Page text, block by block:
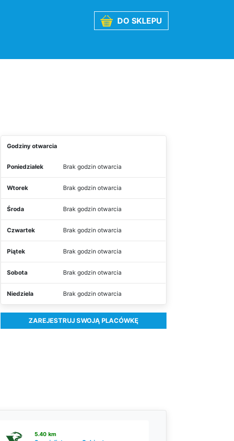
DO SKLEPU
Godziny otwarcia
Poniedziałek Brak godzin otwarcia
Wtorek Brak godzin otwarcia
Środa Brak godzin otwarcia
Czwartek Brak godzin otwarcia
Piątek Brak godzin otwarcia
Sobota Brak godzin otwarcia
Niedziela Brak godzin otwarcia
ZAREJESTRUJ SWOJĄ PLACÓWKĘ
5.40 km